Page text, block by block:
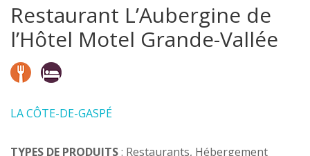
Restaurant L’Aubergine de
l’Hôtel Motel Grande-Vallée
LA CÔTE-DE-GASPÉ
TYPES DE PRODUITS: Restaurants, Hébergement